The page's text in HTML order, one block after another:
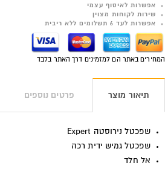
אפשרות לאיסוף עצמי
שירות לקוחות מצוין
אפשרות לעד 6 תשלומים ללא ריבית
המחירים באתר הם למזמינים דרך האתר בלבד
תיאור מוצר פרטים נוספים
שפכטל נירוסטה Expert
שפכטל גמיש ידית רכה
אל חלד